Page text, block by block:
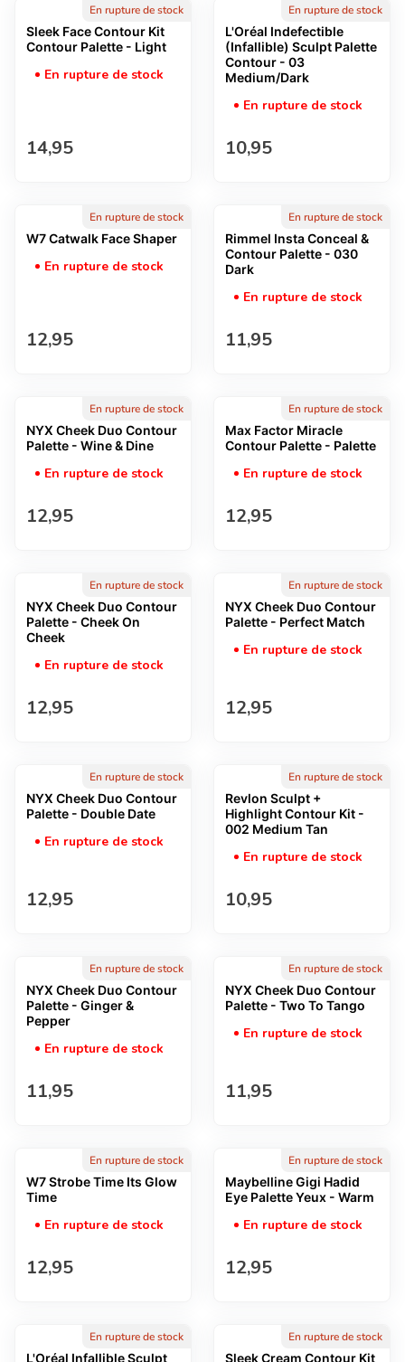
En rupture de stock
Sleek Face Contour Kit
Contour Palette - Light
En rupture de stock
Prix normal
14,95
En rupture de stock
L'Oréal Indefectible
(Infallible) Sculpt Palette
Contour - 03
Medium/Dark
En rupture de stock
Prix normal
10,95
En rupture de stock
W7 Catwalk Face Shaper
En rupture de stock
Prix normal
12,95
En rupture de stock
Rimmel Insta Conceal &
Contour Palette - 030
Dark
En rupture de stock
Prix normal
11,95
En rupture de stock
NYX Cheek Duo Contour
Palette - Wine & Dine
En rupture de stock
Prix normal
12,95
En rupture de stock
Max Factor Miracle
Contour Palette - Palette
En rupture de stock
Prix normal
12,95
En rupture de stock
NYX Cheek Duo Contour
Palette - Cheek On
Cheek
En rupture de stock
Prix normal
12,95
En rupture de stock
NYX Cheek Duo Contour
Palette - Perfect Match
En rupture de stock
Prix normal
12,95
En rupture de stock
NYX Cheek Duo Contour
Palette - Double Date
En rupture de stock
Prix normal
12,95
En rupture de stock
Revlon Sculpt +
Highlight Contour Kit -
002 Medium Tan
En rupture de stock
Prix normal
10,95
En rupture de stock
NYX Cheek Duo Contour
Palette - Ginger &
Pepper
En rupture de stock
Prix normal
11,95
En rupture de stock
NYX Cheek Duo Contour
Palette - Two To Tango
En rupture de stock
Prix normal
11,95
En rupture de stock
W7 Strobe Time Its Glow
Time
En rupture de stock
Prix normal
12,95
En rupture de stock
Maybelline Gigi Hadid
Eye Palette Yeux - Warm
En rupture de stock
Prix normal
12,95
En rupture de stock
L'Oréal Infallible Sculpt
En rupture de stock
Sleek Cream Contour Kit